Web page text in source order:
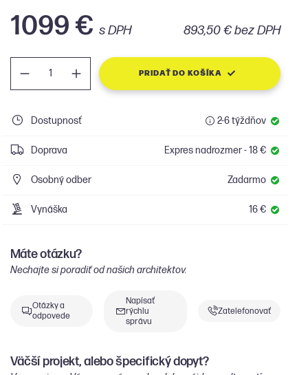
1099 € s DPH 893,50 € bez DPH
PRIDAŤ DO KOŠÍKA
Dostupnosť 2-6 týždňov
Doprava Expres nadrozmer - 18 €
Osobný odber Zadarmo
Vynáška 16 €
Máte otázku?
Nechajte si poradiť od našich architektov.
Otázky a
odpovede
Napísať
rýchlu
správu
Zatelefonovať
Väčší projekt, alebo špecifický dopyt?